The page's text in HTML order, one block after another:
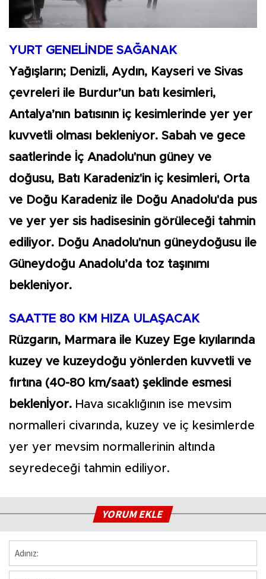
YURT GENELİNDE SAĞANAK
Yağışların; Denizli, Aydın, Kayseri ve Sivas
çevreleri ile Burdur’un batı kesimleri,
Antalya’nın batısının iç kesimlerinde yer yer
kuvvetli olması bekleniyor. Sabah ve gece
saatlerinde İç Anadolu'nun güney ve
doğusu, Batı Karadeniz'in iç kesimleri, Orta
ve Doğu Karadeniz ile Doğu Anadolu'da pus
ve yer yer sis hadisesinin görüleceği tahmin
ediliyor. Doğu Anadolu'nun güneydoğusu ile
Güneydoğu Anadolu’da toz taşınımı
bekleniyor.
SAATTE 80 KM HIZA ULAŞACAK
Rüzgarın, Marmara ile Kuzey Ege kıyılarında
kuzey ve kuzeydoğu yönlerden kuvvetli ve
fırtına (40-80 km/saat) şeklinde esmesi
beklenİyor. Hava sıcaklığının ise mevsim
normalleri civarında, kuzey ve iç kesimlerde
yer yer mevsim normallerinin altında
seyredeceği tahmin ediliyor.
YORUM EKLE